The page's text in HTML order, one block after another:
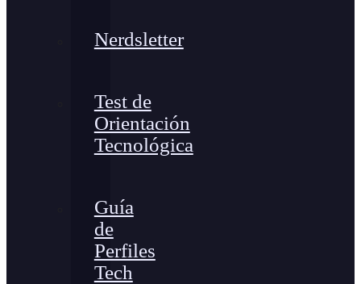
Nerdsletter
Test de
Orientación
Tecnológica
Guía
de
Perfiles
Tech